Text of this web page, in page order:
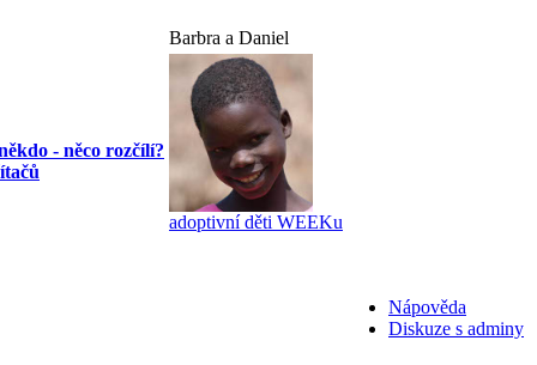
Barbra a Daniel
- něco rozčílí?
adoptivní děti WEEKu
Nápověda
Diskuze s adminy